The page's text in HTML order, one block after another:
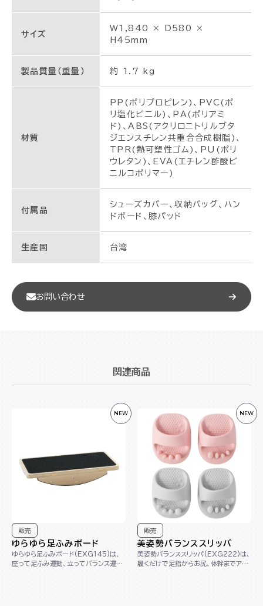
サイズ
W1,840 × D580 ×
H45mm
製品質量（重量） 約 1.7 kg
材質
PP(ポリプロピレン)、PVC(ポ
リ塩化ビニル)、PA(ポリアミ
ド)、ABS(アクリロニトリルブタ
ジエンスチレン共重合合成樹脂)、
TPR(熱可塑性ゴム)、PU(ポリ
ウレタン)、EVA(エチレン酢酸ビ
ニルコポリマー)
付属品
シューズカバー、収納バッグ、ハン
ドボード、膝パッド
生産国 台湾
お問い合わせ
関連商品
販売
ゆらゆら足ふみボード
ゆらゆら足ふみボード(EXG145)は、
座って足ふみ運動、立ってバランス運動
NEW
販売
美姿勢バランススリッパ
美姿勢バランススリッパ(EXG222)は、
履くだけで足指からお尻、体幹までアプ
NEW